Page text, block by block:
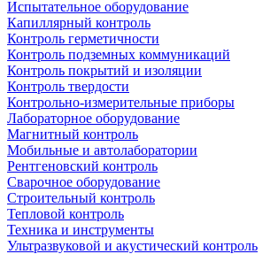
Испытательное оборудование
Капиллярный контроль
Контроль герметичности
Контроль подземных коммуникаций
Контроль покрытий и изоляции
Контроль твердости
Контрольно-измерительные приборы
Лабораторное оборудование
Магнитный контроль
Мобильные и автолаборатории
Рентгеновский контроль
Сварочное оборудование
Строительный контроль
Тепловой контроль
Техника и инструменты
Ультразвуковой и акустический контроль